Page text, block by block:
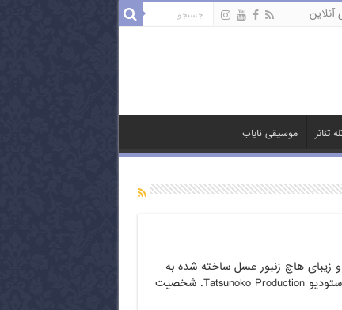
تئاتر موسیقی نایاب
و زیبای هاچ زنبور عسل ساخته شده به
سال ۱۹۷۰، از محصولات استودیو Tatsunoko Production. شخصیت